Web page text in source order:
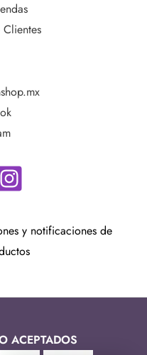
y notificaciones de
ACEPTADOS